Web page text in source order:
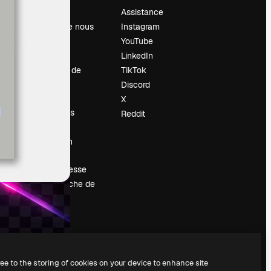
À propos de nous
Tendances de
Événements
Vendre mon
Salle de presse
À la recherche de
magnific.ai
Assistance
Instagram
YouTube
LinkedIn
TikTok
Discord
X
Reddit
to the storing of cookies on your device to enhance site